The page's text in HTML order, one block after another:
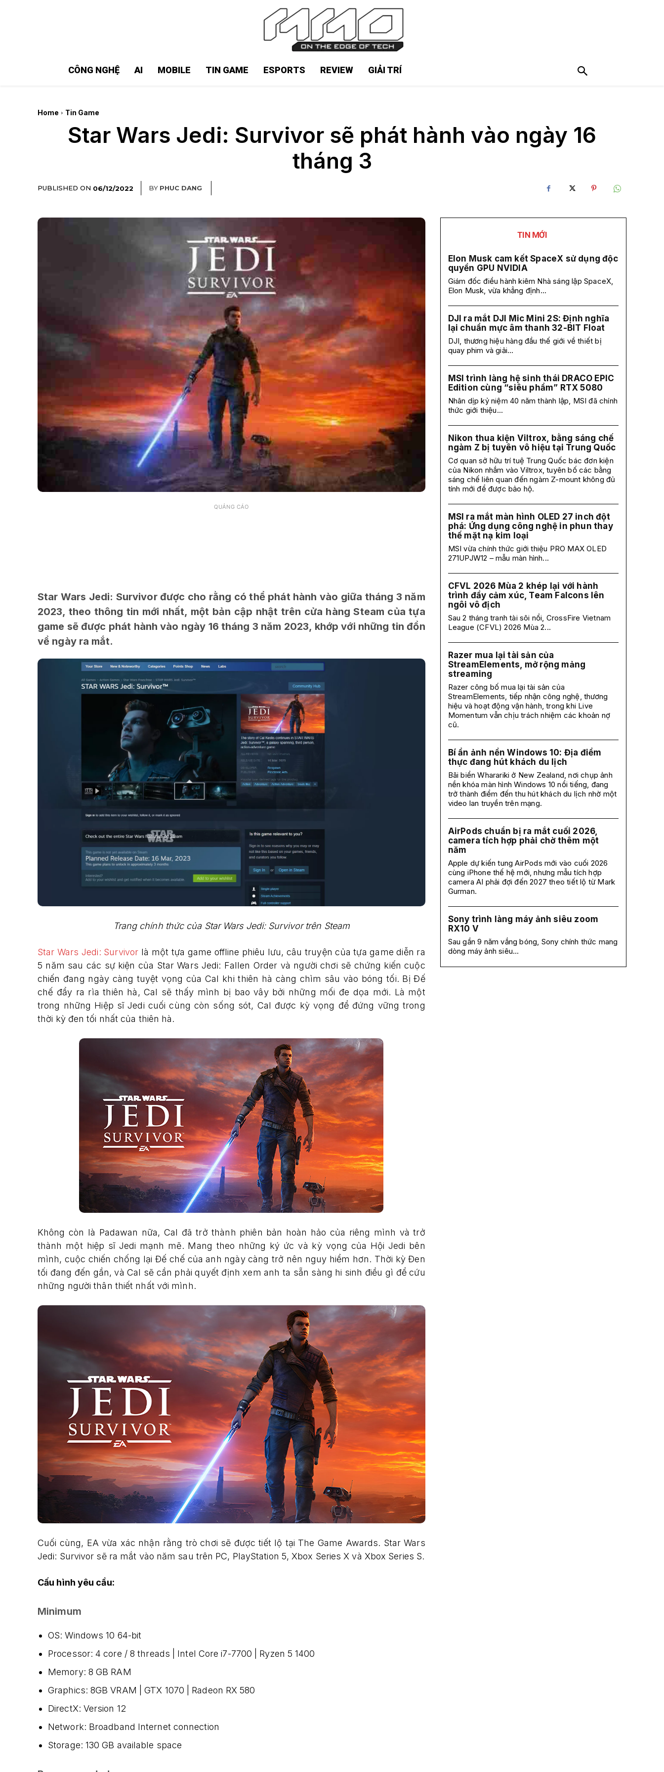
CÔNG NGHỆ AI MOBILE TIN GAME ESPORTS REVIEW GIẢI TRÍ
Home Tin Game
Star Wars Jedi: Survivor sẽ phát hành vào ngày 16
tháng 3
PUBLISHED ON 06/12/2022 BY PHUC DANG
QUẢNG CÁO
Star Wars Jedi: Survivor được cho rằng có thể phát hành vào giữa tháng 3 năm
2023, theo thông tin mới nhất, một bản cập nhật trên cửa hàng Steam của tựa
game sẽ được phát hành vào ngày 16 tháng 3 năm 2023, khớp với những tin đồn
về ngày ra mắt.
Trang chính thức của Star Wars Jedi: Survivor trên Steam
Star Wars Jedi: Survivor là một tựa game offline phiêu lưu, câu truyện của tựa game diễn ra
5 năm sau các sự kiện của Star Wars Jedi: Fallen Order và người chơi sẽ chứng kiến cuộc
chiến đang ngày càng tuyệt vọng của Cal khi thiên hà càng chìm sâu vào bóng tối. Bị Đế
chế đẩy ra rìa thiên hà, Cal sẽ thấy mình bị bao vây bởi những mối đe dọa mới. Là một
trong những Hiệp sĩ Jedi cuối cùng còn sống sót, Cal được kỳ vọng để đứng vững trong
thời kỳ đen tối nhất của thiên hà.
Không còn là Padawan nữa, Cal đã trở thành phiên bản hoàn hảo của riêng mình và trở
thành một hiệp sĩ Jedi mạnh mẽ. Mang theo những ký ức và kỳ vọng của Hội Jedi bên
mình, cuộc chiến chống lại Đế chế của anh ngày càng trở nên nguy hiểm hơn. Thời kỳ Đen
tối đang đến gần, và Cal sẽ cần phải quyết định xem anh ta sẵn sàng hi sinh điều gì để cứu
những người thân thiết nhất với mình.
Cuối cùng, EA vừa xác nhận rằng trò chơi sẽ được tiết lộ tại The Game Awards. Star Wars
Jedi: Survivor sẽ ra mắt vào năm sau trên PC, PlayStation 5, Xbox Series X và Xbox Series S.
Cấu hình yêu cầu:
Minimum
OS: Windows 10 64-bit
Processor: 4 core / 8 threads | Intel Core i7-7700 | Ryzen 5 1400
Memory: 8 GB RAM
Graphics: 8GB VRAM | GTX 1070 | Radeon RX 580
DirectX: Version 12
Network: Broadband Internet connection
Storage: 130 GB available space
TIN MỚI
Elon Musk cam kết SpaceX sử dụng độc
quyền GPU NVIDIA
Giám đốc điều hành kiêm Nhà sáng lập SpaceX,
Elon Musk, vừa khẳng định...
DJI ra mắt DJI Mic Mini 2S: Định nghĩa
lại chuẩn mực âm thanh 32-BIT Float
DJI, thương hiệu hàng đầu thế giới về thiết bị
quay phim và giải...
MSI trình làng hệ sinh thái DRACO EPIC
Edition cùng “siêu phẩm” RTX 5080
Nhân dịp kỷ niệm 40 năm thành lập, MSI đã chính
thức giới thiệu...
Nikon thua kiện Viltrox, bằng sáng chế
ngàm Z bị tuyên vô hiệu tại Trung Quốc
Cơ quan sở hữu trí tuệ Trung Quốc bác đơn kiện
của Nikon nhắm vào Viltrox, tuyên bố các bằng
sáng chế liên quan đến ngàm Z-mount không đủ
tính mới để được bảo hộ.
MSI ra mắt màn hình OLED 27 inch đột
phá: Ứng dụng công nghệ in phun thay
thế mặt nạ kim loại
MSI vừa chính thức giới thiệu PRO MAX OLED
271UPJW12 – mẫu màn hình...
CFVL 2026 Mùa 2 khép lại với hành
trình đầy cảm xúc, Team Falcons lên
ngôi vô địch
Sau 2 tháng tranh tài sôi nổi, CrossFire Vietnam
League (CFVL) 2026 Mùa 2...
Razer mua lại tài sản của
StreamElements, mở rộng mảng
streaming
Razer công bố mua lại tài sản của
StreamElements, tiếp nhận công nghệ, thương
hiệu và hoạt động vận hành, trong khi Live
Momentum vẫn chịu trách nhiệm các khoản nợ
cũ.
Bí ẩn ảnh nền Windows 10: Địa điểm
thực đang hút khách du lịch
Bãi biển Wharariki ở New Zealand, nơi chụp ảnh
nền khóa màn hình Windows 10 nổi tiếng, đang
trở thành điểm đến thu hút khách du lịch nhờ một
video lan truyền trên mạng.
AirPods chuẩn bị ra mắt cuối 2026,
camera tích hợp phải chờ thêm một
năm
Apple dự kiến tung AirPods mới vào cuối 2026
cùng iPhone thế hệ mới, nhưng mẫu tích hợp
camera AI phải đợi đến 2027 theo tiết lộ từ Mark
Gurman.
Sony trình làng máy ảnh siêu zoom
RX10 V
Sau gần 9 năm vắng bóng, Sony chính thức mang
dòng máy ảnh siêu...